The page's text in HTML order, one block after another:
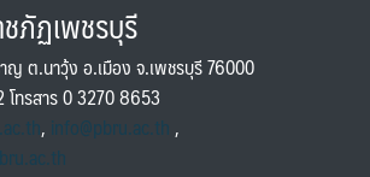
ภัฏเพชรบุรี
ญ ต.นาวุ้ง อ.เมือง จ.เพชรบุรี 76000
ทรสาร 0 3270 8653
, info@pbru.ac.th,